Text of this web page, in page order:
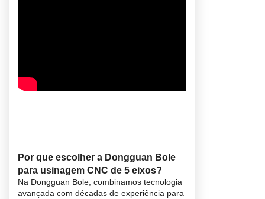
Por que escolher a Dongguan Bole
para usinagem CNC de 5 eixos?
Na Dongguan Bole, combinamos tecnologia
avançada com décadas de experiência para